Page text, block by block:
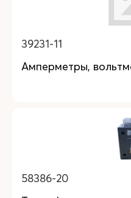
39231-11
Амперметры,
58386-20